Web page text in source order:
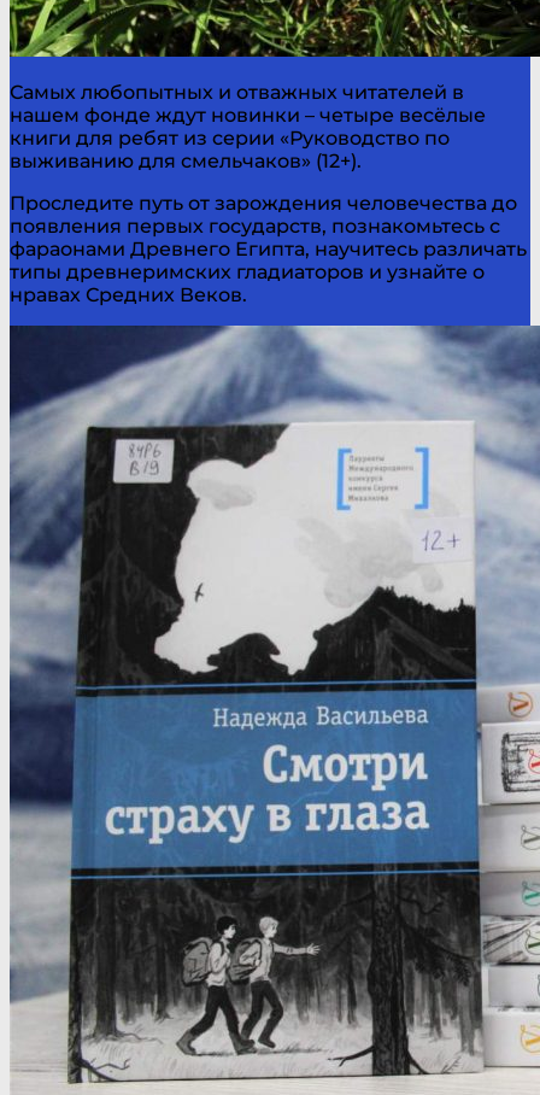
Самых любопытных и отважных читателей в
нашем фонде ждут новинки – четыре весёлые
книги для ребят из серии «Руководство по
выживанию для смельчаков» (12+).
Проследите путь от зарождения человечества до
появления первых государств, познакомьтесь с
фараонами Древнего Египта, научитесь различать
типы древнеримских гладиаторов и узнайте о
нравах Средних Веков.